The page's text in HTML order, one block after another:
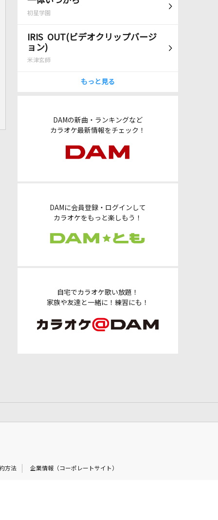
初星学園
IRIS OUT(ビデオクリップバージ
ョン)
米津玄師
もっと見る
DAMの新曲・ランキングなど
カラオケ最新情報をチェック！
DAMに会員登録・ログインして
カラオケをもっと楽しもう！
自宅でカラオケ歌い放題！
家族や友達と一緒に！練習にも！
方法 企業情報（コーポレートサイト）